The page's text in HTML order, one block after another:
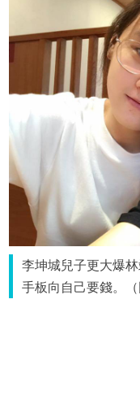
李坤城兒子更大爆
手板向自己要錢。